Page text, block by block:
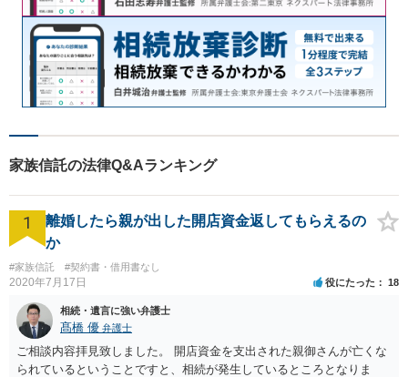
家族信託の法律Q&Aランキング
1
離婚したら親が出した開店資金返してもらえるの
か
#家族信託 #契約書・借用書なし
2020年7月17日 役にたった 18
相続・遺言に強い弁護士
髙橋 優 弁護士
ご相談内容拝見致しました。 開店資金を支出された親御さんが亡くな
られているということですと、相続が発生しているところとなりま